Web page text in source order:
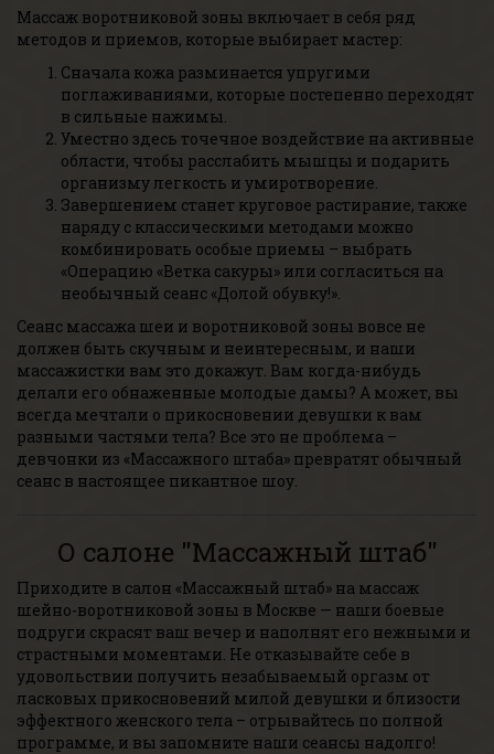
Массаж воротниковой зоны включает в себя ряд
методов и приемов, которые выбирает мастер:
Сначала кожа разминается упругими
поглаживаниями, которые постепенно переходят
в сильные нажимы.
Уместно здесь точечное воздействие на активные
области, чтобы расслабить мышцы и подарить
организму легкость и умиротворение.
Завершением станет круговое растирание, также
наряду с классическими методами можно
комбинировать особые приемы – выбрать
«Операцию «Ветка сакуры» или согласиться на
необычный сеанс «Долой обувку!».
Сеанс массажа шеи и воротниковой зоны вовсе не
должен быть скучным и неинтересным, и наши
массажистки вам это докажут. Вам когда-нибудь
делали его обнаженные молодые дамы? А может, вы
всегда мечтали о прикосновении девушки к вам
разными частями тела? Все это не проблема –
девчонки из «Массажного штаба» превратят обычный
сеанс в настоящее пикантное шоу.
О салоне "Массажный штаб"
Приходите в салон «Массажный штаб» на массаж
шейно-воротниковой зоны в Москве — наши боевые
подруги скрасят ваш вечер и наполнят его нежными и
страстными моментами. Не отказывайте себе в
удовольствии получить незабываемый оргазм от
ласковых прикосновений милой девушки и близости
эффектного женского тела – отрывайтесь по полной
программе, и вы запомните наши сеансы надолго!